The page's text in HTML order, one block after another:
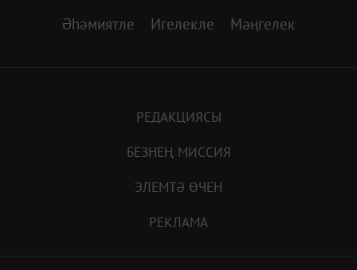
Әһәмиятле Игелекле Мәңгелек
РЕДАКЦИЯСЫ
БЕЗНЕҢ МИССИЯ
ЭЛЕМТӘ ӨЧЕН
РЕКЛАМА